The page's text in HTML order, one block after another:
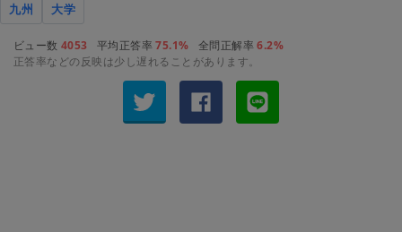
九州 大学
ビュー数 4053 平均正答率75.1% 全問正解率6.2%
正答率などの反映は少し遅れることがあります。